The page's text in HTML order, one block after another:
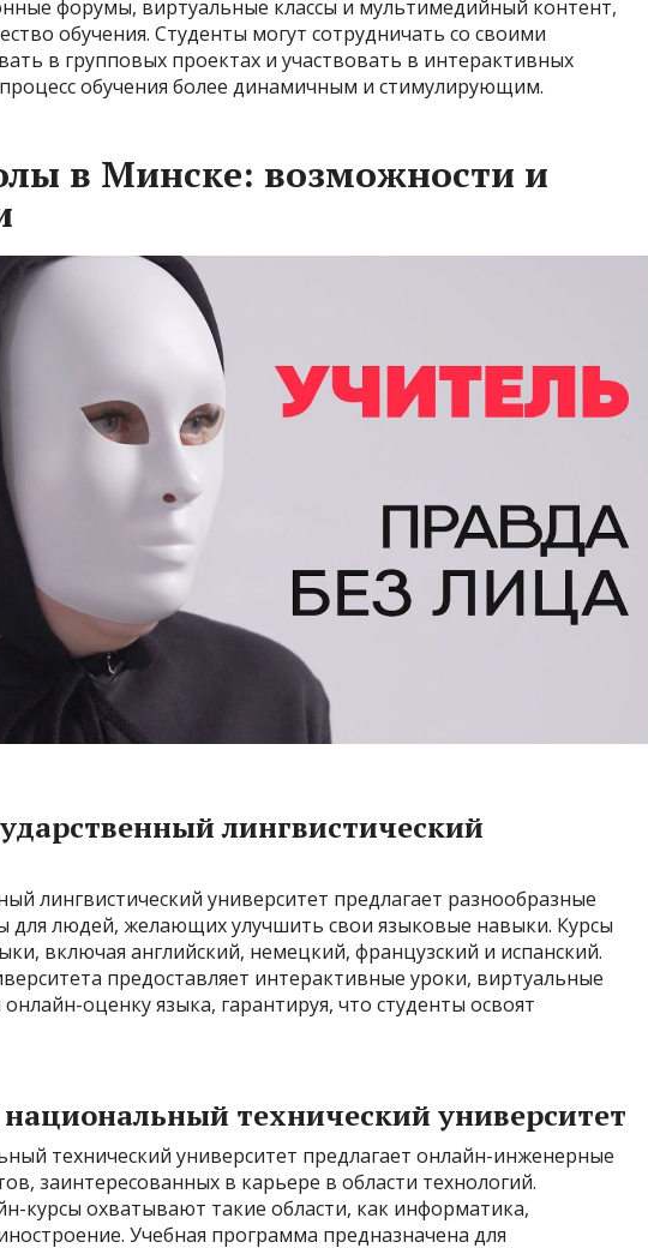
форумы, виртуальные классы и мультимедийный контент,
обучения. Студенты могут сотрудничать со своими
в групповых проектах и ​​участвовать в интерактивных
процесс обучения более динамичным и стимулирующим.
в Минске: возможности и
лингвистический
лингвистический университет предлагает разнообразные
для людей, желающих улучшить свои языковые навыки. Курсы
включая английский, немецкий, французский и испанский.
предоставляет интерактивные уроки, виртуальные
оценку языка, гарантируя, что студенты освоят
национальный технический университет
технический университет предлагает онлайн-инженерные
заинтересованных в карьере в области технологий.
курсы охватывают такие области, как информатика,
Учебная программа предназначена для